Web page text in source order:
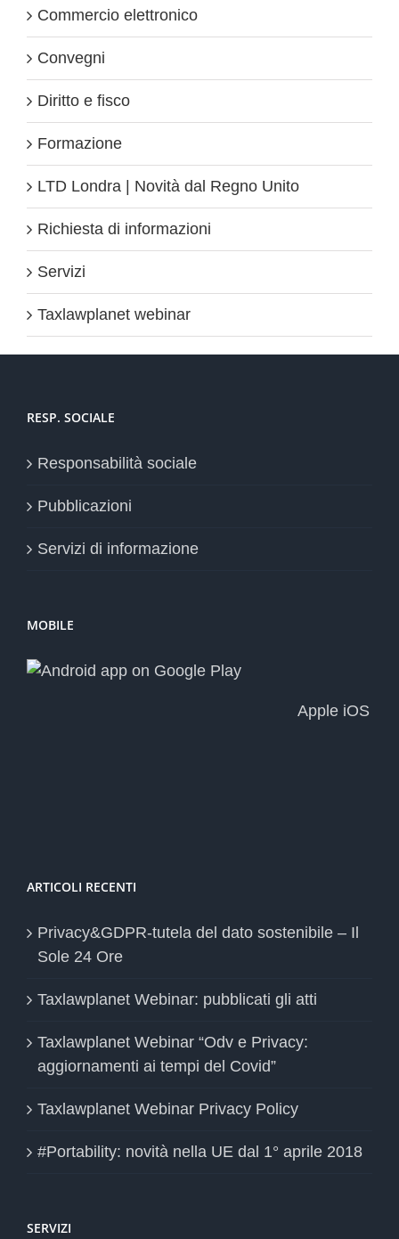
Commercio elettronico
Convegni
Diritto e fisco
Formazione
LTD Londra | Novità dal Regno Unito
Richiesta di informazioni
Servizi
Taxlawplanet webinar
RESP. SOCIALE
Responsabilità sociale
Pubblicazioni
Servizi di informazione
MOBILE
Apple iOS
ARTICOLI RECENTI
Privacy&GDPR-tutela del dato sostenibile – Il
Sole 24 Ore
Taxlawplanet Webinar: pubblicati gli atti
Taxlawplanet Webinar “Odv e Privacy:
aggiornamenti ai tempi del Covid”
Taxlawplanet Webinar Privacy Policy
#Portability: novità nella UE dal 1° aprile 2018
SERVIZI